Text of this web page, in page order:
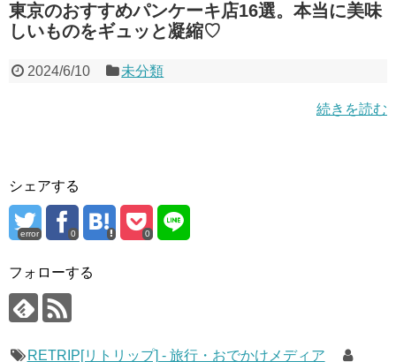
東京のおすすめパンケーキ店16選。本当に美味
しいものをギュッと凝縮♡
2024/6/10 未分類
続きを読む
シェアする
error 0 0
フォローする
RETRIP[リトリップ] - 旅行・おでかけメディア